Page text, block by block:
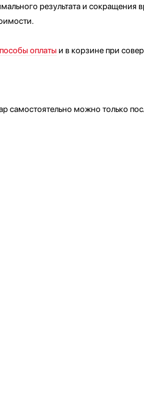
результата и
оплаты и в корзине при
самостоятельно можно только